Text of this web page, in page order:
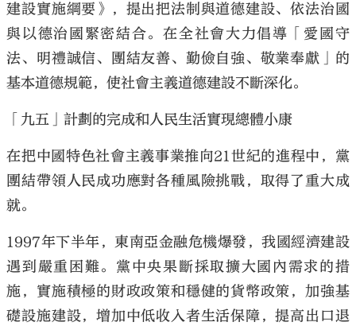
建設實施綱要》，提出把法制與道德建設、依法治國
與以德治國緊密結合。在全社會大力倡導「愛國守
法、明禮誠信、團結友善、勤儉自強、敬業奉獻」的
基本道德規範，使社會主義道德建設不斷深化。
「九五」計劃的完成和人民生活實現總體小康
在把中國特色社會主義事業推向21世紀的進程中，黨
團結帶領人民成功應對各種風險挑戰，取得了重大成
就。
1997年下半年，東南亞金融危機爆發，我國經濟建設
遇到嚴重困難。黨中央果斷採取擴大國內需求的措
施，實施積極的財政政策和穩健的貨幣政策，加強基
礎設施建設，增加中低收入者生活保障，提高出口退